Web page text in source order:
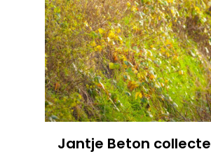
Jantje Beton collecte